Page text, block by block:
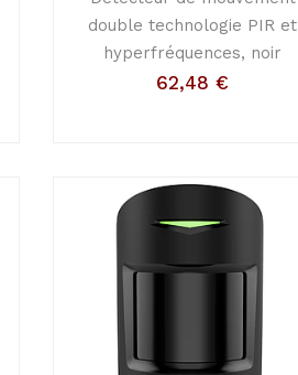
double technologie PIR et
hyperfréquences, noir
62,48 €